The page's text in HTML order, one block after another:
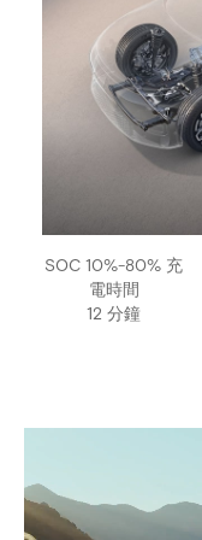
SOC 10%-80% 充
電時間
12 分鐘